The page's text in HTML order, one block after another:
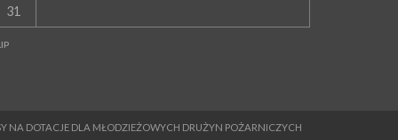
31
NA DOTACJE DLA MŁODZIEŻOWYCH DRUŻYN POŻARNICZYCH